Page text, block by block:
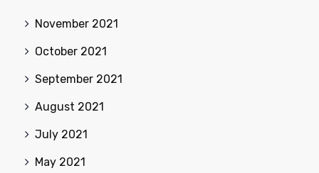
November 2021
October 2021
September 2021
August 2021
July 2021
May 2021